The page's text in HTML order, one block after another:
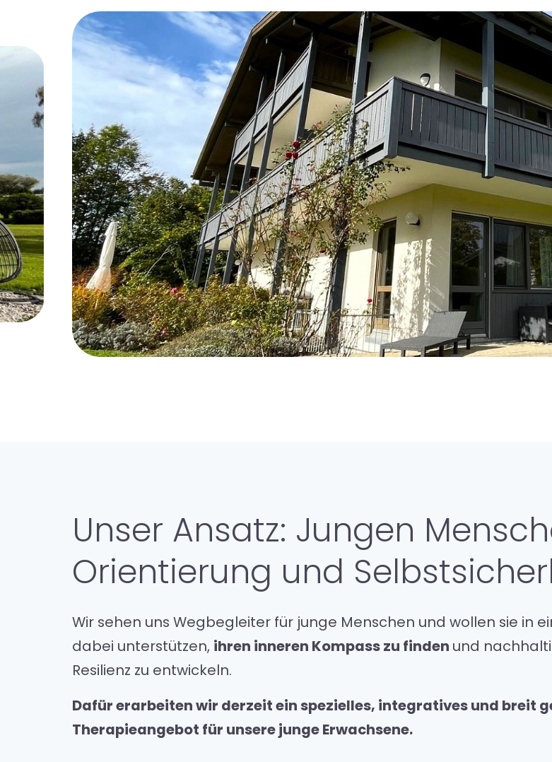
Unser Ansatz: Jungen
Orientierung und
Wir sehen uns Wegbegleiter für junge Menschen und wollen sie in
dabei unterstützen, ihren inneren Kompass zu finden und
Resilienz zu entwickeln.
Dafür erarbeiten wir derzeit ein spezielles, integratives und breit
Therapieangebot für unsere junge Erwachsene.